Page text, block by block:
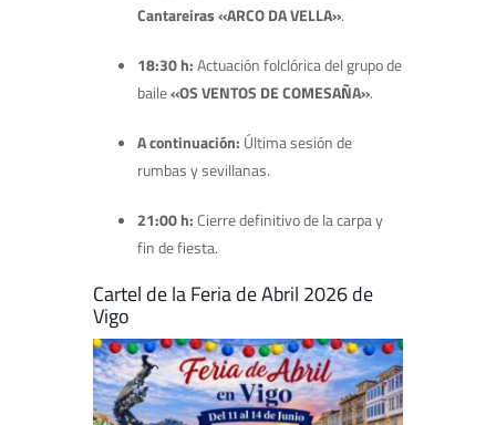
Cantareiras «ARCO DA VELLA».
18:30 h:Actuación folclórica del grupo de
baile«OS VENTOS DE COMESAÑA».
A continuación: Última sesión de
rumbas y sevillanas.
21:00 h:Cierre definitivo de la carpa y
fin de fiesta.
Cartel de la Feria de Abril 2026 de
Vigo